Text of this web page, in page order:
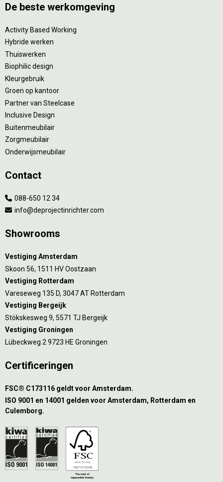
De beste werkomgeving
Activity Based Working
Hybride werken
Thuiswerken
Biophilic design
Kleurgebruik
Groen op kantoor
Partner van Steelcase
Inclusive Design
Buitenmeubilair
Zorgmeubilair
Onderwijsmeubilair
Contact
088-650 12 34
info@deprojectinrichter.com
Showrooms
Vestiging Amsterdam
Skoon 56, 1511 HV Oostzaan
Vestiging Rotterdam
Vareseweg 135 D, 3047 AT Rotterdam
Vestiging Bergeijk
Stökskesweg 9, 5571 TJ Bergeijk
Vestiging Groningen
Lübeckweg 2 9723 HE Groningen
Certificeringen
FSC® C173116 geldt voor Amsterdam.
ISO 9001 en 14001 gelden voor Amsterdam, Rotterdam en
Culemborg.